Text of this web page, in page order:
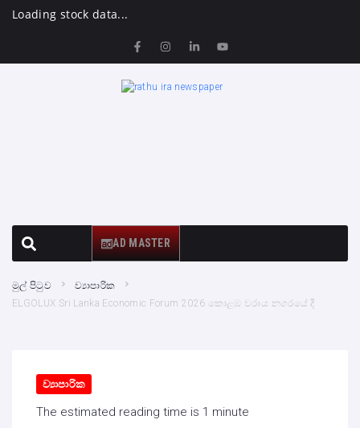
Loading stock data...
AD MASTER
මුල් පිටුව
ව්‍යාපාරික
ELGOLUX Sri Lanka Economic Forum 2026 කොළඹ වරාය නගරයේ දී
ව්‍යාපාරික
The estimated reading time is 1 minute